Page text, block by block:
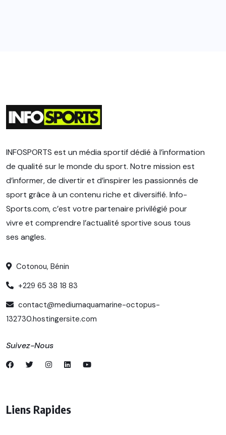
INFOSPORTS est un média sportif dédié à l’information
de qualité sur le monde du sport. Notre mission est
d’informer, de divertir et d’inspirer les passionnés de
sport grâce à un contenu riche et diversifié. Info-
Sports.com, c’est votre partenaire privilégié pour
vivre et comprendre l’actualité sportive sous tous
ses angles.
Cotonou, Bénin
+229 65 38 18 83
contact@mediumaquamarine-octopus-
132730.hostingersite.com
Suivez-Nous
Liens Rapides